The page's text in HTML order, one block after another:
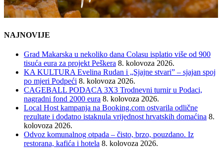
NAJNOVIJE
Grad Makarska u nekoliko dana Colasu isplatio više od 900
tisuća eura za projekt Peškera 8. kolovoza 2026.
KA KULTURA Evelina Rudan i „Sjajne stvari” – sjajan spoj
po mjeri Podpeći 8. kolovoza 2026.
CAGEBALL PODACA 3X3 Trodnevni turnir u Podaci,
nagradni fond 2000 eura 8. kolovoza 2026.
Local Host kampanja na Booking.com ostvarila odlične
rezultate i dodatno istaknula vrijednost hrvatskih domaćina 8.
kolovoza 2026.
Odvoz komunalnog otpada – čisto, brzo, pouzdano. Iz
restorana, kafića i hotela 8. kolovoza 2026.